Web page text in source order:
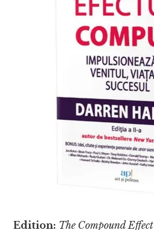
Edition: The Compound Effect